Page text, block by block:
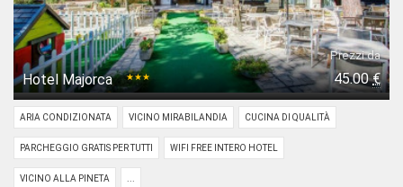
Hotel Majorca ★★★
Prezzi da
45.00€
ARIA CONDIZIONATA VICINO MIRABILANDIA CUCINA DI QUALITÀ
PARCHEGGIO GRATIS PER TUTTI WIFI FREE INTERO HOTEL
VICINO ALLA PINETA